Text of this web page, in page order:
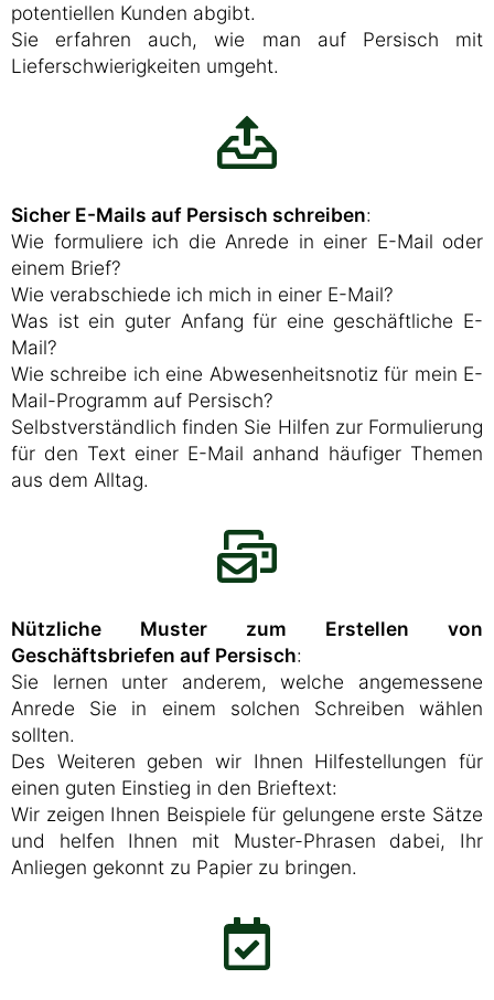
potentiellen Kunden abgibt.
Sie erfahren auch, wie man auf Persisch mit
Lieferschwierigkeiten umgeht.
Sicher E-Mails auf Persisch schreiben:
Wie formuliere ich die Anrede in einer E-Mail oder
einem Brief?
Wie verabschiede ich mich in einer E-Mail?
Was ist ein guter Anfang für eine geschäftliche E-
Mail?
Wie schreibe ich eine Abwesenheitsnotiz für mein E-
Mail-Programm auf Persisch?
Selbstverständlich finden Sie Hilfen zur Formulierung
für den Text einer E-Mail anhand häufiger Themen
aus dem Alltag.
Nützliche Muster zum Erstellen von
Geschäftsbriefen auf Persisch:
Sie lernen unter anderem, welche angemessene
Anrede Sie in einem solchen Schreiben wählen
sollten.
Des Weiteren geben wir Ihnen Hilfestellungen für
einen guten Einstieg in den Brieftext:
Wir zeigen Ihnen Beispiele für gelungene erste Sätze
und helfen Ihnen mit Muster-Phrasen dabei, Ihr
Anliegen gekonnt zu Papier zu bringen.